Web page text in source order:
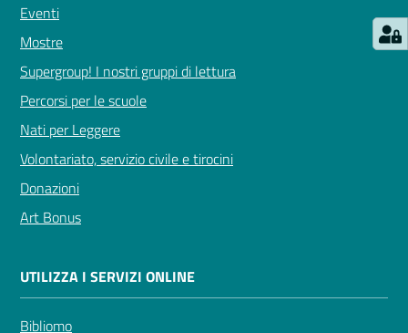
Eventi
Mostre
Supergroup! I nostri gruppi di lettura
Percorsi per le scuole
Nati per Leggere
Volontariato, servizio civile e tirocini
Donazioni
Art Bonus
UTILIZZA I SERVIZI ONLINE
Bibliomo